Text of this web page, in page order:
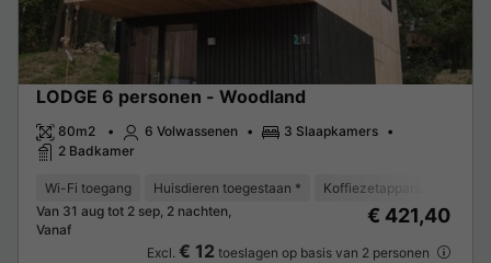
LODGE 6 personen - Woodland
80m2 6 Volwassenen
3 Slaapkamers
2 Badkamer
Wi-Fi toegang Huisdieren toegestaan * Koffiezetapparaat
Van 31 aug tot 2 sep, 2 nachten,
Vanaf
€ 421,40
Excl. € 12 toeslagen op basis van 2 personen